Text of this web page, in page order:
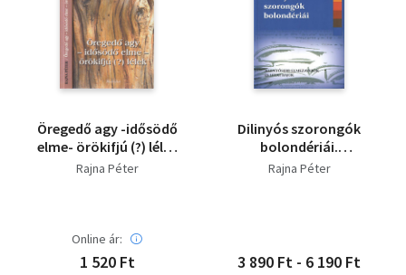
Öregedő agy -idősödő
elme- örökifjú (?) lélek
(dedikált)
Rajna Péter
Online ár:
1 520 Ft
Dilinyós szorongók
bolondériái.
Jelentősebb
Rajna Péter
3 890 Ft - 6 190 Ft